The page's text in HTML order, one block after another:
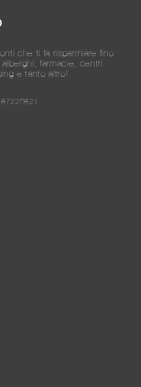
che ti fa risparmiare fino
farmacie, centri
e tanto altro!